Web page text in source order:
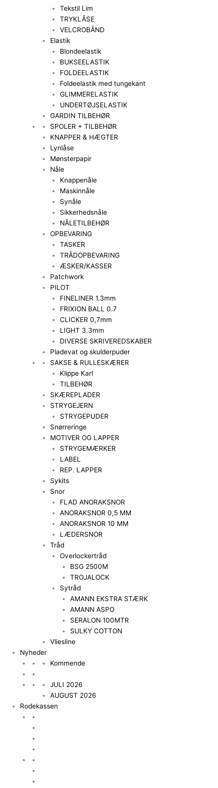
Tekstil Lim
TRYKLÅSE
VELCROBÅND
Elastik
Blondeelastik
BUKSEELASTIK
FOLDEELASTIK
Foldeelastik med tungekant
GLIMMERELASTIK
UNDERTØJSELASTIK
GARDIN TILBEHØR
SPOLER + TILBEHØR
KNAPPER & HÆGTER
Lynlåse
Mønsterpapir
Nåle
Knappenåle
Maskinnåle
Synåle
Sikkerhedsnåle
NÅLETILBEHØR
OPBEVARING
TASKER
TRÅDOPBEVARING
ÆSKER/KASSER
Patchwork
PILOT
FINELINER 1.3mm
FRIXION BALL 0.7
CLICKER 0,7mm
LIGHT 3.3mm
DIVERSE SKRIVEREDSKABER
Pladevat og skulderpuder
SAKSE & RULLESKÆRER
Klippe Karl
TILBEHØR
SKÆREPLADER
STRYGEJERN
STRYGEPUDER
Snørreringe
MOTIVER OG LAPPER
STRYGEMÆRKER
LABEL
REP. LAPPER
Sykits
Snor
FLAD ANORAKSNOR
ANORAKSNOR 0,5 MM
ANORAKSNOR 10 MM
LÆDERSNOR
Tråd
Overlockertråd
BSG 2500M
TROJALOCK
Sytråd
AMANN EKSTRA STÆRK
AMANN ASPO
SERALON 100MTR
SULKY COTTON
Vliesline
Nyheder
Kommende
JULI 2026
AUGUST 2026
Rodekassen